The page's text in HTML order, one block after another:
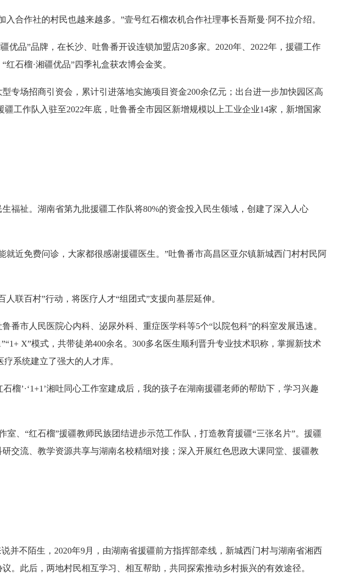
合作社的村民也越来越多。”壹号红石榴农机合作社理事长吾斯曼·阿不拉介绍。
品”品牌，在长沙、吐鲁番开设连锁加盟店20多家。2020年、2022年，援疆工作
石榴·湘疆优品”四季礼盒获农博会金奖。
专场招商引资会，累计引进落地实施项目资金200余亿元；出台进一步加快园区高
工作队入驻至2022年底，吐鲁番全市园区新增规模以上工业企业14家，新增国家
福祉。湖南省第九批援疆工作队将80%的资金投入民生领域，创建了深入人心
近免费问诊，大家都很感谢援疆医生。”吐鲁番市高昌区亚尔镇新城西门村村民阿
联百村”行动，将医疗人才“组团式”支援向基层延伸。
市人民医院心内科、泌尿外科、重症医学科等5个“以院包科”的科室发展迅速。
X”模式，共带徒弟400余名。300多名医生顺利晋升专业技术职称，掌握新技术
系统建立了强大的人才库。
榴’·‘1+1’湘吐同心工作室建成后，我的孩子在湖南援疆老师的帮助下，学习兴趣
室、“红石榴”援疆教师民族团结进步示范工作队，打造教育援疆“三张名片”。援疆
交流、教学资源共享与湖南名校精细对接；深入开展红色思政大课同堂、援疆教
并不陌生，2020年9月，由湖南省援疆前方指挥部牵线，新城西门村与湖南省湘西
。此后，两地村民相互学习、相互帮助，共同探索推动乡村振兴的有效途径。